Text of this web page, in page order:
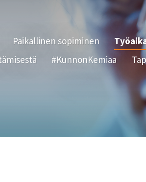
Paikallinen sopiminen
#KunnonKemiaa